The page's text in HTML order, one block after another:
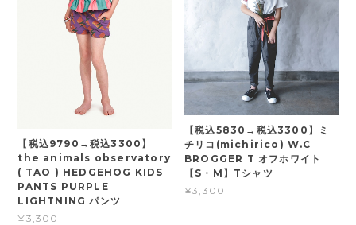
【税込9790→税込3300】
the animals observatory
( TAO ) HEDGEHOG KIDS
PANTS PURPLE
LIGHTNING パンツ
¥3,300
【税込5830→税込3300】ミ
チリコ(michirico) W.C
BROGGER T オフホワイト
【S・M】Tシャツ
¥3,300